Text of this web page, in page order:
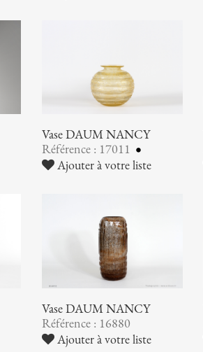
Vase DAUM NANCY
Référence : 17011
Ajouter à votre liste
Vase DAUM NANCY
Référence : 16880
Ajouter à votre liste